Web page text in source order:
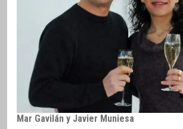
Mar Gavilán y Javier Muniesa